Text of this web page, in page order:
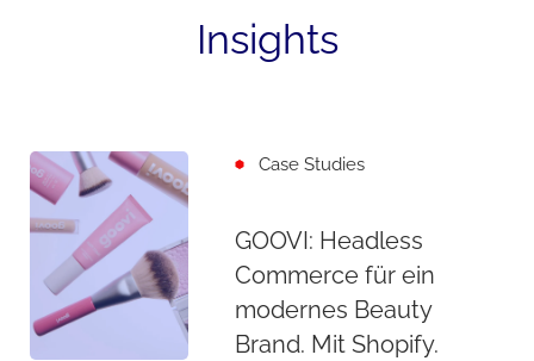
Insights
Case Studies
GOOVI: Headless
Commerce für ein
modernes Beauty
Brand. Mit Shopify.